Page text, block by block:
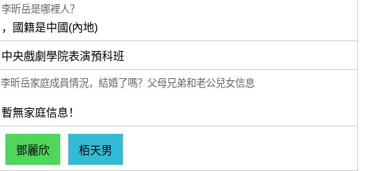
李昕岳是哪裡人？
，國籍是中國(內地)
中央戲劇學院表演預科班
李昕岳家庭成員情況，結婚了嗎？父母兄弟和老公兒女信息
暫無家庭信息！
鄧麗欣 栢天男